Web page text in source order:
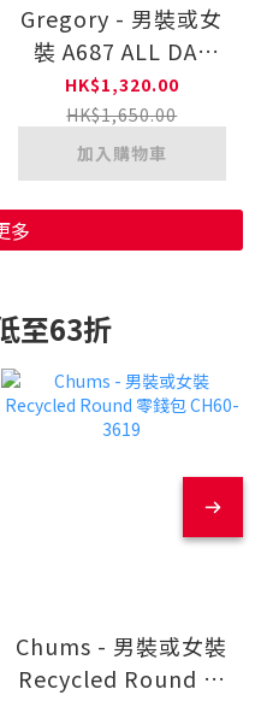
Gregory - 男裝或女
裝 A687 ALL DAY
V2.1 A687 MILITARY
LEO軍事獅子紋背囊
131365-A687
HK$1,320.00
HK$1,650.00
加入購物車
多
至63折
Chums - 男裝或女裝
Recycled Round 零